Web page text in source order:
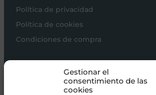
Gestionar el
consentimiento de las
cookies
Política de privacidad
Política de cookies
Condiciones de compra
Sillas de paseo